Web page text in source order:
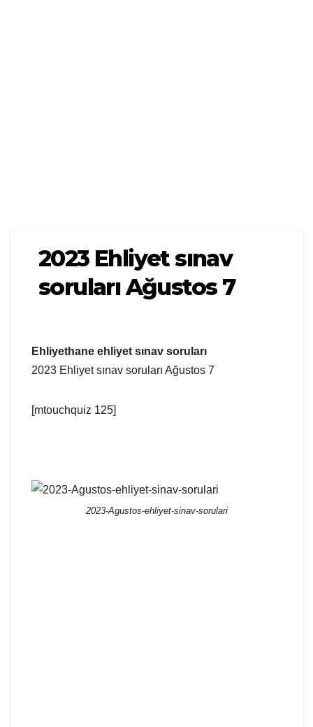
2023 Ehliyet sınav
soruları Ağustos 7
Ehliyethane ehliyet sınav soruları
2023 Ehliyet sınav soruları Ağustos 7
[mtouchquiz 125]
2023-Agustos-ehliyet-sinav-sorulari